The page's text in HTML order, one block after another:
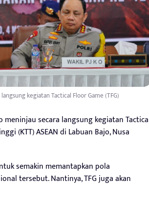
kegiatan Tactical Floor Game (TFG)
meninjau secara langsung kegiatan
(KTT) ASEAN di Labuan Bajo, Nusa
semakin memantapkan pola
tersebut. Nantinya, TFG juga akan